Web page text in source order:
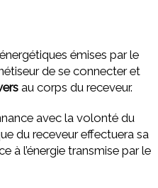
émises par le
de se connecter et
au corps du receveur.
avec la volonté du
du receveur effectuera sa
à l’énergie transmise par le